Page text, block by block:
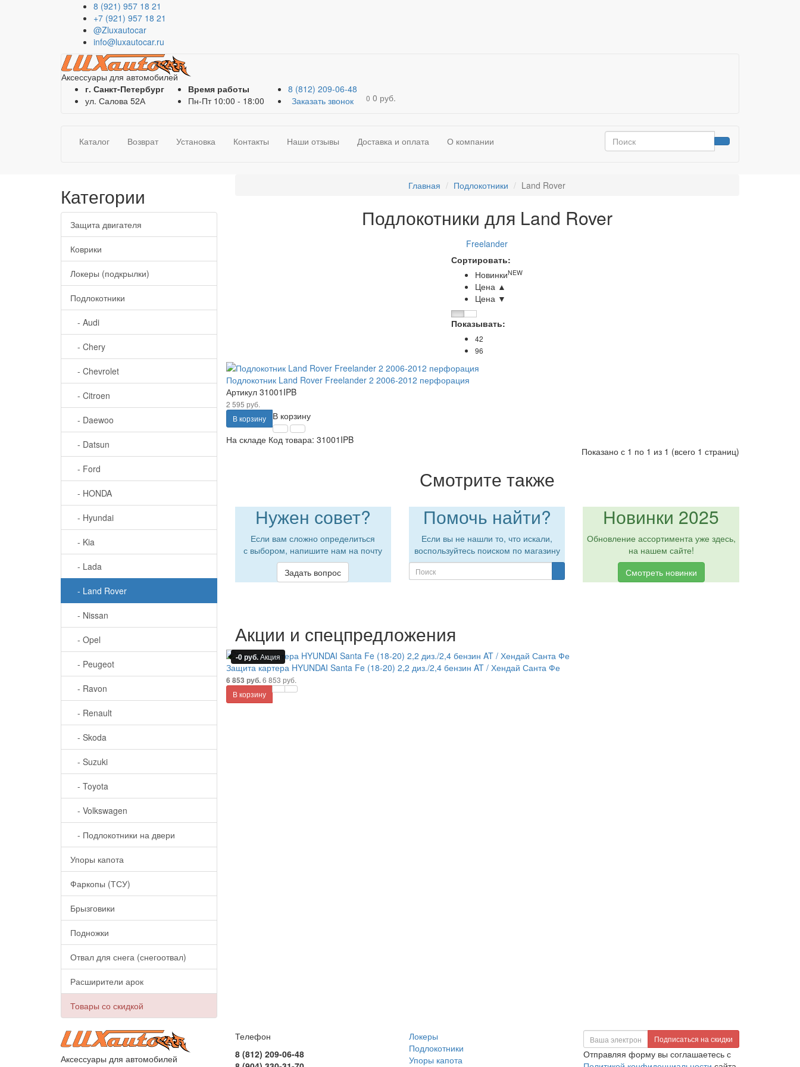
8 (921) 957 18 21
+7 (921) 957 18 21
@Zluxautocar
info@luxautocar.ru
Аксессуары для автомобилей
г. Санкт-Петербург
ул. Салова 52А
Время работы
Пн-Пт 10:00 - 18:00
8 (812) 209-06-48
Заказать звонок
0 0 руб.
Каталог Возврат Установка Контакты Наши отзывы Доставка и оплата О компании
Категории
Защита двигателя
Коврики
Локеры (подкрылки)
Подлокотники
- Audi
- Chery
- Chevrolet
- Citroen
- Daewoo
- Datsun
- Ford
- HONDA
- Hyundai
- Kia
- Lada
- Land Rover
- Nissan
- Opel
- Peugeot
- Ravon
- Renault
- Skoda
- Suzuki
- Toyota
- Volkswagen
- Подлокотники на двери
Упоры капота
Фаркопы (ТСУ)
Брызговики
Подножки
Отвал для снега (снегоотвал)
Расширители арок
Товары со скидкой
Главная Подлокотники Land Rover
Подлокотники для Land Rover
Freelander
Сортировать:
НовинкиNEW
Цена ▲
Цена ▼
Показывать:
42
96
Подлокотник Land Rover Freelander 2 2006-2012 перфорация
Артикул 31001IPB
2 595 руб.
В корзину
В корзину
На складе Код товара: 31001IPB
Показано с 1 по 1 из 1 (всего 1 страниц)
Смотрите также
Нужен совет?
Если вам сложно определиться
с выбором, напишите нам на почту
Задать вопрос
Помочь найти?
Если вы не нашли то, что искали,
воспользуйтесь поиском по магазину
Новинки 2025
Обновление ассортимента уже здесь,
на нашем сайте!
Смотреть новинки
Акции и спецпредложения
-0 руб.Акция
Защита картера HYUNDAI Santa Fe (18-20) 2,2 диз./2,4 бензин AT / Хендай Санта Фе
6 853 руб. 6 853 руб.
В корзину
Аксессуары для автомобилей
Телефон
8 (812) 209-06-48
Локеры
Подлокотники
Упоры капота
Подписаться на скидки
Отправляя форму вы соглашаетесь с